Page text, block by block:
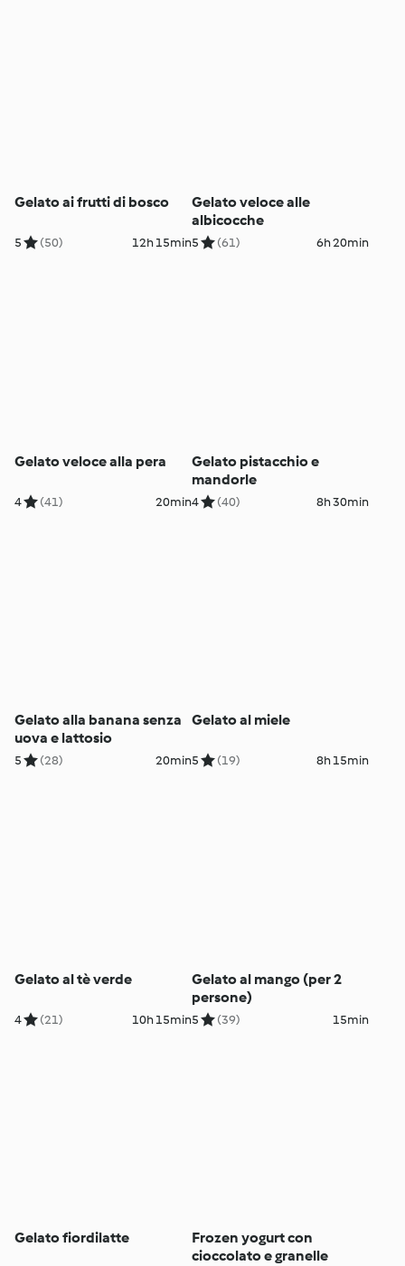
Gelato ai frutti di bosco
5 (50) 12h 15min
Gelato veloce alle
albicocche
5 (61) 6h 20min
Gelato veloce alla pera
4 (41) 20min
Gelato pistacchio e
mandorle
4 (40) 8h 30min
Gelato alla banana senza
uova e lattosio
5 (28) 20min
Gelato al miele
5 (19) 8h 15min
Gelato al tè verde
4 (21) 10h 15min
Gelato al mango (per 2
persone)
5 (39) 15min
Gelato fiordilatte
Frozen yogurt con
cioccolato e granelle